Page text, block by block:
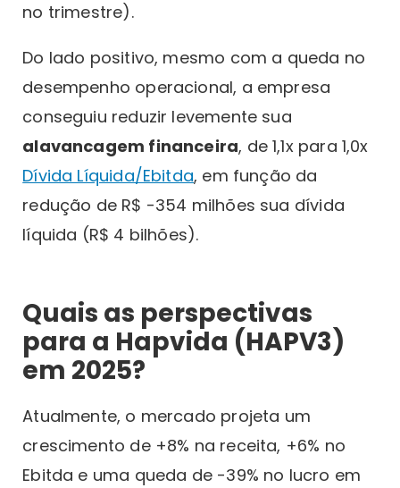
no trimestre).
Do lado positivo, mesmo com a queda no
desempenho operacional, a empresa
conseguiu reduzir levemente sua
alavancagem financeira, de 1,1x para 1,0x
Dívida Líquida/Ebitda, em função da
redução de R$ -354 milhões sua dívida
líquida (R$ 4 bilhões).
Quais as perspectivas
para a Hapvida (HAPV3)
em 2025?
Atualmente, o mercado projeta um
crescimento de +8% na receita, +6% no
Ebitda e uma queda de -39% no lucro em